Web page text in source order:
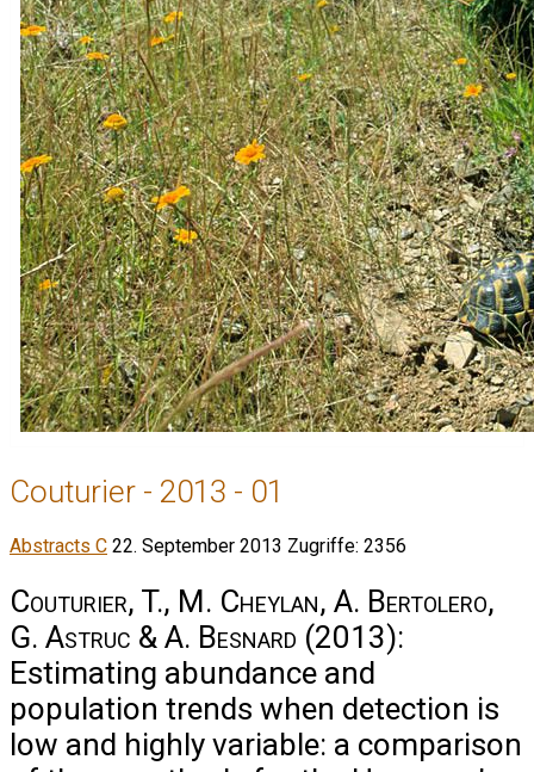
Couturier - 2013 - 01
Abstracts C 22. September 2013 Zugriffe: 2356
Couturier, T., M. Cheylan, A. Bertolero,
G. Astruc & A. Besnard (2013):
Estimating abundance and
population trends when detection is
low and highly variable: a comparison